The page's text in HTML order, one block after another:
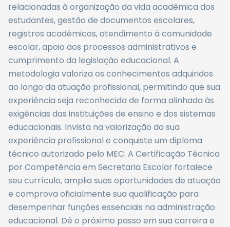
relacionadas à organização da vida acadêmica dos
estudantes, gestão de documentos escolares,
registros acadêmicos, atendimento à comunidade
escolar, apoio aos processos administrativos e
cumprimento da legislação educacional. A
metodologia valoriza os conhecimentos adquiridos
ao longo da atuação profissional, permitindo que sua
experiência seja reconhecida de forma alinhada às
exigências das instituições de ensino e dos sistemas
educacionais. Invista na valorização da sua
experiência profissional e conquiste um diploma
técnico autorizado pelo MEC. A Certificação Técnica
por Competência em Secretaria Escolar fortalece
seu currículo, amplia suas oportunidades de atuação
e comprova oficialmente sua qualificação para
desempenhar funções essenciais na administração
educacional. Dê o próximo passo em sua carreira e